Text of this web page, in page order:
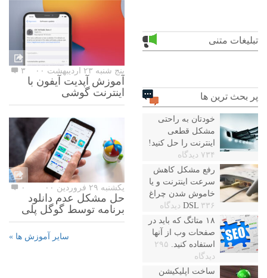
تبلیغات متنی
پر بحث ترین ها
خودتان به راحتی
مشکل قطعی
اینترنت را حل کنید!
۷۳۴ دیدگاه
رفع مشکل کاهش
سرعت اینترنت و یا
خاموش شدن چراغ
DSL ۳۳۶ دیدگاه
۱۸ متاتگ که باید در
صفحات وب از آنها
استفاده کنید. ۲۹۵
دیدگاه
ساخت اپلیکیشن
پنج شنبه ۲۳ اردیبهشت ۰۰ ۳
آموزش آپدیت آیفون با
اینترنت گوشی
یکشنبه ۲۹ فروردین ۰۰ ۰
حل مشکل عدم دانلود
برنامه توسط گوگل پلی
سایر آموزش ها »